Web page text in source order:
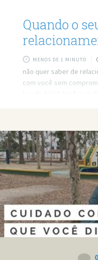
Quando o
MENOS DE 1 MINUTO
não quer saber de
com você sem
0